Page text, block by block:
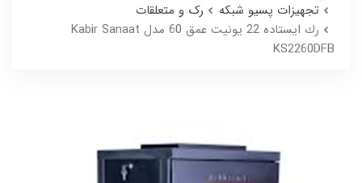
تجهیزات پسیو شبکه
رک و متعلقات
رك ایستاده 22 يونيت عمق 60 مدل Kabir Sanaat
KS2260DFB